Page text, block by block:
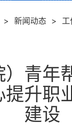
> 新闻动态 > 工
）青年
提升职
建设